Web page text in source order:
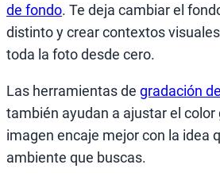
de fondo. Te deja cambiar el
distinto y crear contextos
toda la foto desde cero.
Las herramientas de gradación
también ayudan a ajustar el color
imagen encaje mejor con la idea
ambiente que buscas.